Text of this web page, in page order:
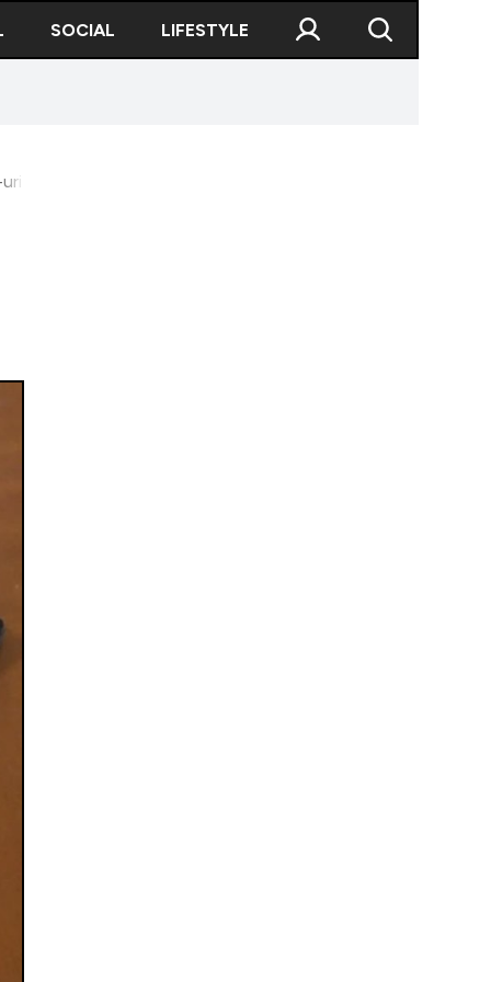
SOCIAL LIFESTYLE
capcană din Liban și Siria